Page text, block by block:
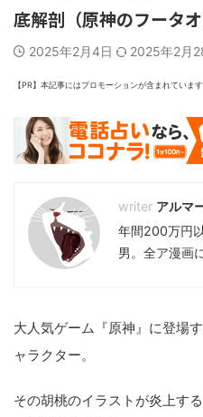
底解剖（原神のフータオ
2025年2月4日 2025年2月
【PR】本記事にはプロモーションが含まれています
アルマ
年間200万円
男。全ア漫画
大人気ゲーム『原神』に登場
ャラクター。
その胡桃のイラストが炎上す